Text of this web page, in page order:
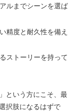
ルまでシーンを選ば
精度と耐久性を備え
ストーリーを持って
という方にこそ、最
択肢になるはずで